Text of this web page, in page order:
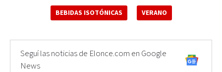
BEBIDAS ISOTÓNICAS VERANO
Seguí las noticias de Elonce.com en Google
News